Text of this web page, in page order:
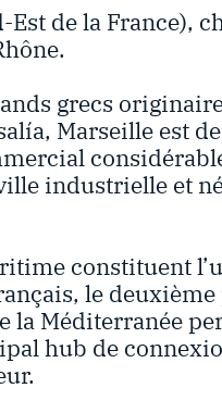
de la France),
grecs
Marseille est
industrielle et
constituent
le
la Méditerranée
hub de